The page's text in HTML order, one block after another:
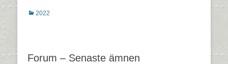
Kategorier
2022
Forum – Senaste ämnen